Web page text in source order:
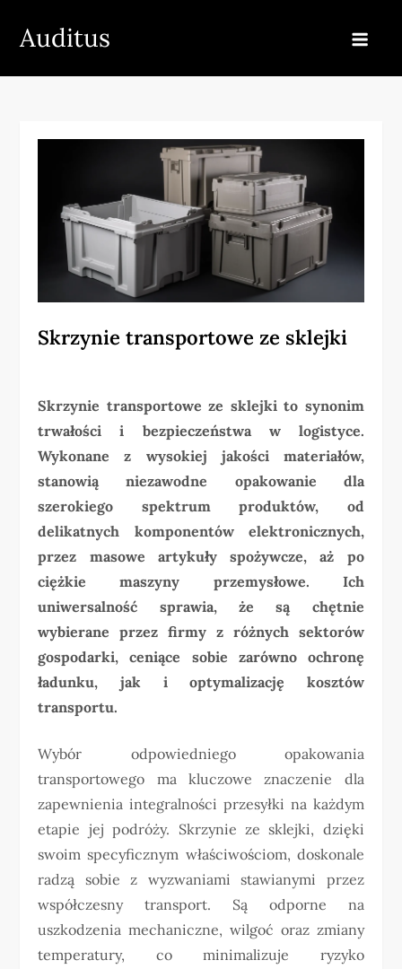
Auditus
Skrzynie transportowe ze sklejki
Skrzynie transportowe ze sklejki to synonim
trwałości i bezpieczeństwa w logistyce.
Wykonane z wysokiej jakości materiałów,
stanowią niezawodne opakowanie dla
szerokiego spektrum produktów, od
delikatnych komponentów elektronicznych,
przez masowe artykuły spożywcze, aż po
ciężkie maszyny przemysłowe. Ich
uniwersalność sprawia, że są chętnie
wybierane przez firmy z różnych sektorów
gospodarki, ceniące sobie zarówno ochronę
ładunku, jak i optymalizację kosztów
transportu.
Wybór odpowiedniego opakowania
transportowego ma kluczowe znaczenie dla
zapewnienia integralności przesyłki na każdym
etapie jej podróży. Skrzynie ze sklejki, dzięki
swoim specyficznym właściwościom, doskonale
radzą sobie z wyzwaniami stawianymi przez
współczesny transport. Są odporne na
uszkodzenia mechaniczne, wilgoć oraz zmiany
temperatury, co minimalizuje ryzyko